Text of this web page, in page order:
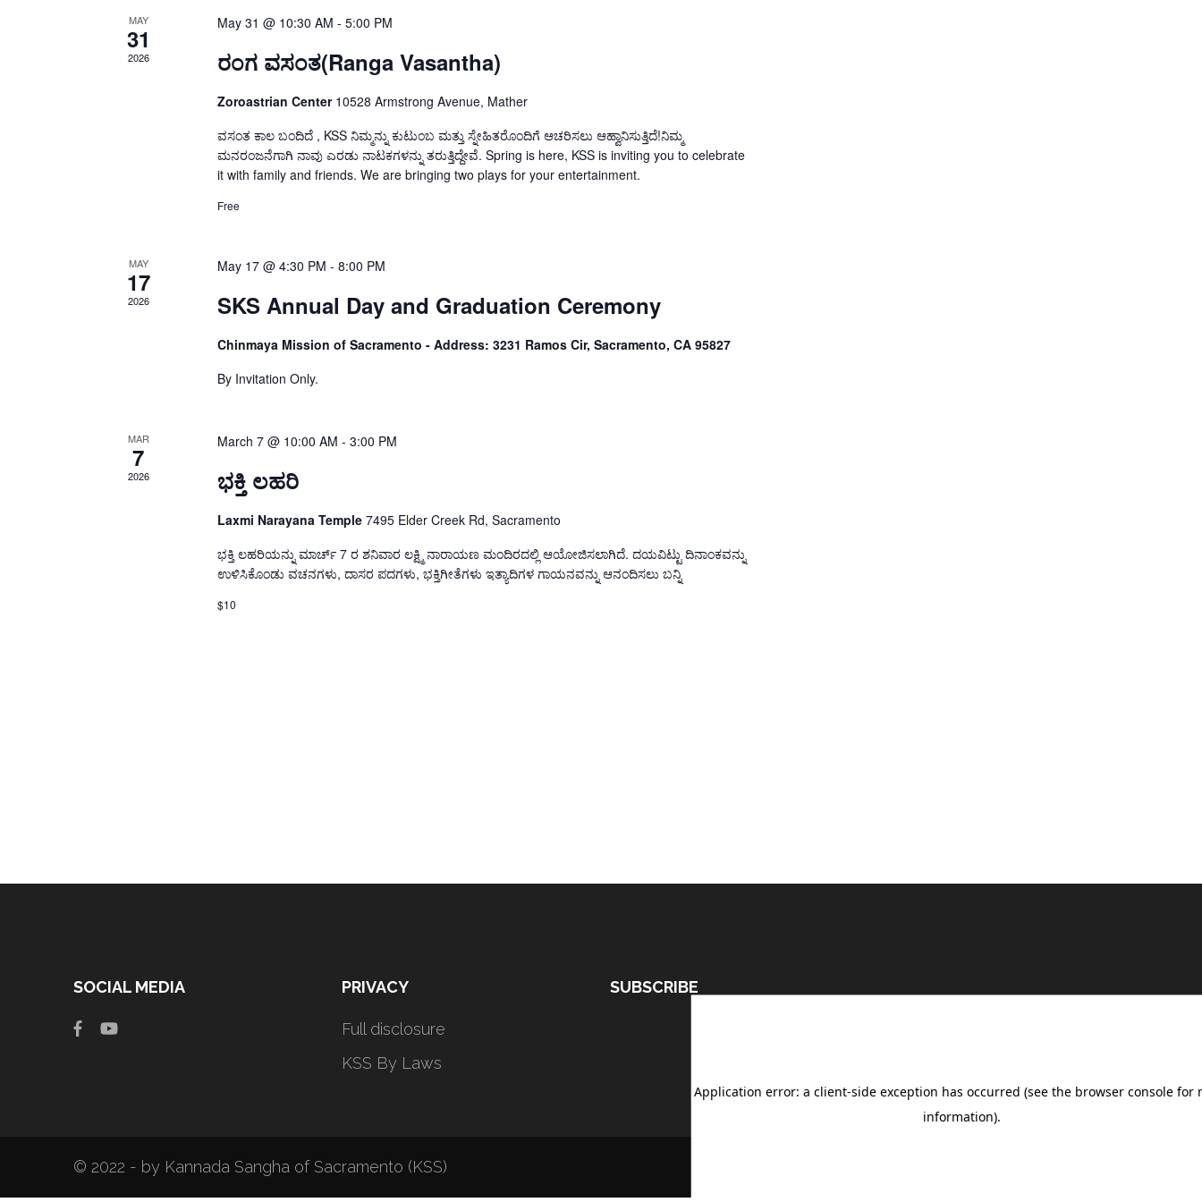
MAY
31
2026
May 31 @ 10:30 AM -5:00 PM
ರಂಗ ವಸಂತ(Ranga Vasantha)
Zoroastrian Center 10528 Armstrong Avenue, Mather
ವಸಂತ ಕಾಲ ಬಂದಿದೆ , KSS ನಿಮ್ಮನ್ನು ಕುಟುಂಬ ಮತ್ತು ಸ್ನೇಹಿತರೊಂದಿಗೆ ಆಚರಿಸಲು ಆಹ್ವಾನಿಸುತ್ತಿದೆ!ನಿಮ್ಮ
ಮನರಂಜನೆಗಾಗಿ ನಾವು ಎರಡು ನಾಟಕಗಳನ್ನು ತರುತ್ತಿದ್ದೇವೆ. Spring is here, KSS is inviting you to celebrate
it with family and friends. We are bringing two plays for your entertainment.
Free
MAY
17
2026
May 17 @ 4:30 PM -8:00 PM
SKS Annual Day and Graduation Ceremony
Chinmaya Mission of Sacramento - Address: 3231 Ramos Cir, Sacramento, CA 95827
By Invitation Only.
MAR
7
2026
March 7 @ 10:00 AM -3:00 PM
ಭಕ್ತಿ ಲಹರಿ
Laxmi Narayana Temple7495 Elder Creek Rd, Sacramento
ಭಕ್ತಿ ಲಹರಿಯನ್ನು ಮಾರ್ಚ್ 7 ರ ಶನಿವಾರ ಲಕ್ಷ್ಮಿ ನಾರಾಯಣ ಮಂದಿರದಲ್ಲಿ ಆಯೋಜಿಸಲಾಗಿದೆ. ದಯವಿಟ್ಟು ದಿನಾಂಕವನ್ನು
ಉಳಿಸಿಕೊಂಡು ವಚನಗಳು, ದಾಸರ ಪದಗಳು, ಭಕ್ತಿಗೀತೆಗಳು ಇತ್ಯಾದಿಗಳ ಗಾಯನವನ್ನು ಆನಂದಿಸಲು ಬನ್ನಿ
$10
SOCIAL MEDIA PRIVACY
Full disclosure
KSS By Laws
SUBSCRIBE
© 2022 - by Kannada Sangha of Sacramento (KSS)